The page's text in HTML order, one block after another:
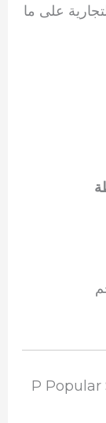
على ما
P Popular